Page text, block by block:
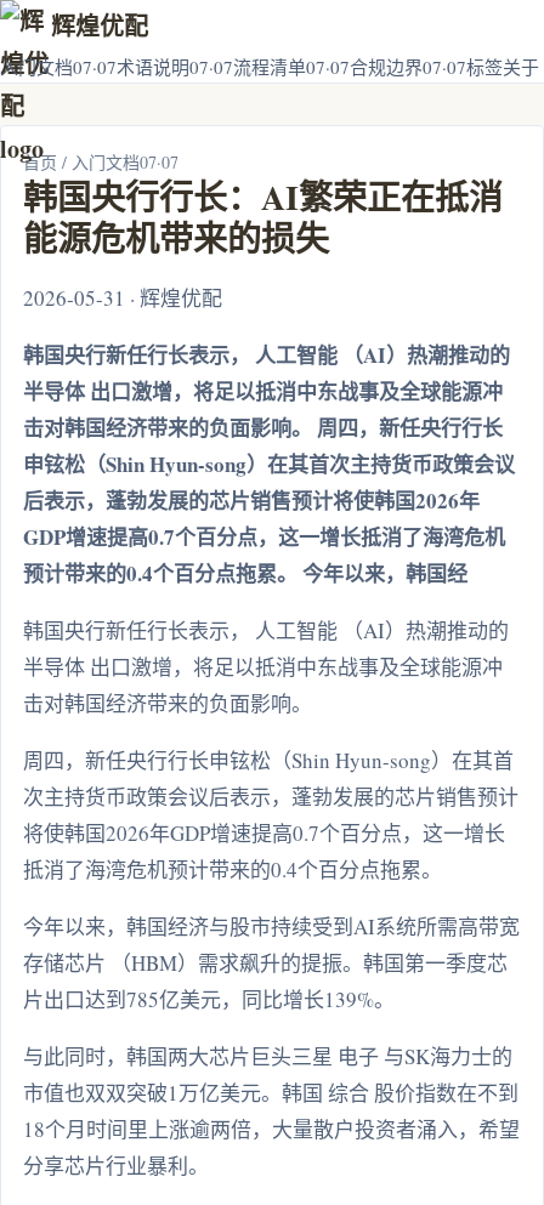
辉煌优配
入门文档07·07术语说明07·07流程清单07·07合规边界07·07标签关于
首页 / 入门文档07·07
韩国央行行长：AI繁荣正在抵消
能源危机带来的损失
2026-05-31 · 辉煌优配
韩国央行新任行长表示， 人工智能 （AI）热潮推动的
半导体 出口激增，将足以抵消中东战事及全球能源冲
击对韩国经济带来的负面影响。 周四，新任央行行长
申铉松（Shin Hyun-song）在其首次主持货币政策会议
后表示，蓬勃发展的芯片销售预计将使韩国2026年
GDP增速提高0.7个百分点，这一增长抵消了海湾危机
预计带来的0.4个百分点拖累。 今年以来，韩国经
韩国央行新任行长表示， 人工智能 （AI）热潮推动的
半导体 出口激增，将足以抵消中东战事及全球能源冲
击对韩国经济带来的负面影响。
周四，新任央行行长申铉松（Shin Hyun-song）在其首
次主持货币政策会议后表示，蓬勃发展的芯片销售预计
将使韩国2026年GDP增速提高0.7个百分点，这一增长
抵消了海湾危机预计带来的0.4个百分点拖累。
今年以来，韩国经济与股市持续受到AI系统所需高带宽
存储芯片 （HBM）需求飙升的提振。韩国第一季度芯
片出口达到785亿美元，同比增长139%。
与此同时，韩国两大芯片巨头三星 电子 与SK海力士的
市值也双双突破1万亿美元。韩国 综合 股价指数在不到
18个月时间里上涨逾两倍，大量散户投资者涌入，希望
分享芯片行业暴利。